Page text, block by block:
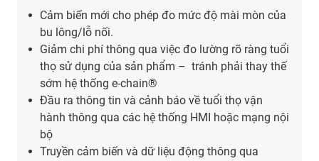
Cảm biến mới cho phép đo mức độ mài mòn của
bu lông/lỗ nối.
Giảm chi phí thông qua việc đo lường rõ ràng tuổi
thọ sử dụng của sản phẩm – tránh phải thay thế
sớm hệ thống e-chain®
Đầu ra thông tin và cảnh báo về tuổi thọ vận
hành thông qua các hệ thống HMI hoặc mạng nội
bộ
Truyền cảm biến và dữ liệu động thông qua